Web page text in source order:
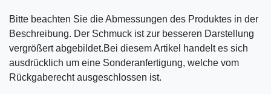
Bitte beachten Sie die Abmessungen des Produktes in der
Beschreibung. Der Schmuck ist zur besseren Darstellung
vergrößert abgebildet.Bei diesem Artikel handelt es sich
ausdrücklich um eine Sonderanfertigung, welche vom
Rückgaberecht ausgeschlossen ist.